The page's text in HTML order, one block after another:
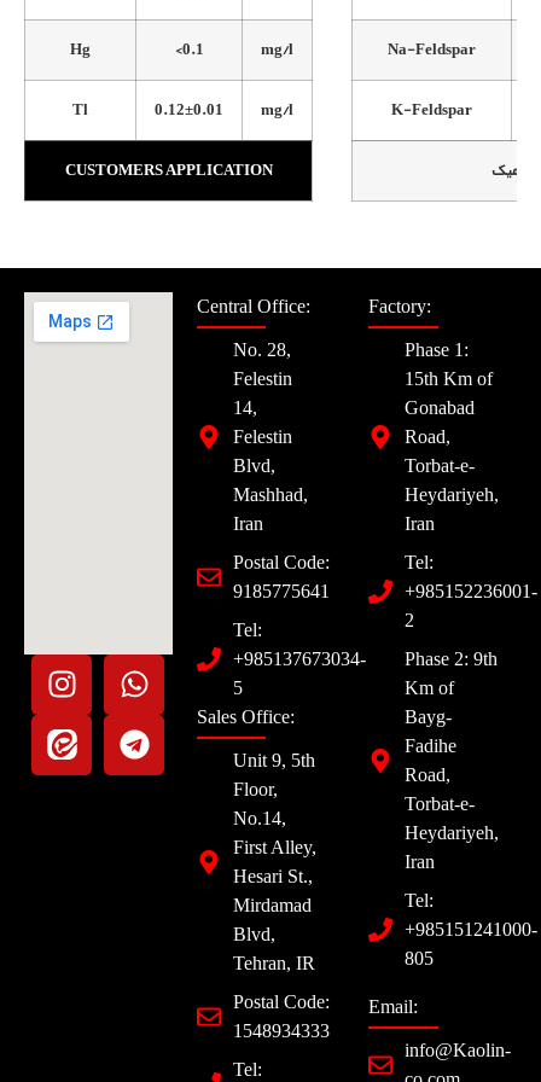
Hg
<0.1 mg/l
Na-Feldspar
Tl
0.12±0.01 mg/l
K-Feldspar
CUSTOMERS APPLICATION
Central Office:
No. 28,
Felestin
14,
Felestin
Blvd,
Mashhad,
Iran
Postal Code:
9185775641
Tel:
+985137673034-
5
Sales Office:
Unit 9, 5th
Floor,
No.14,
First Alley,
Hesari St.,
Mirdamad
Blvd,
Tehran, IR
Postal Code:
1548934333
Tel:
Factory:
Phase 1:
15th Km of
Gonabad
Road,
Torbat-e-
Heydariyeh,
Iran
Tel:
+985152236001-
2
Phase 2: 9th
Km of
Bayg-
Fadihe
Road,
Torbat-e-
Heydariyeh,
Iran
Tel:
+985151241000-
805
Email:
info@Kaolin-